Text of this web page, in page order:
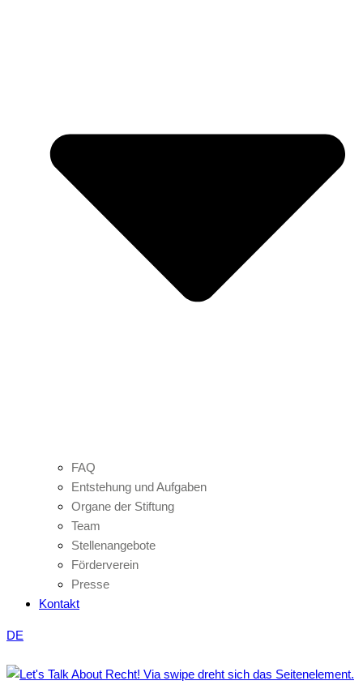
FAQ
Entstehung und Aufgaben
Organe der Stiftung
Team
Stellenangebote
Förderverein
Presse
Kontakt
DE